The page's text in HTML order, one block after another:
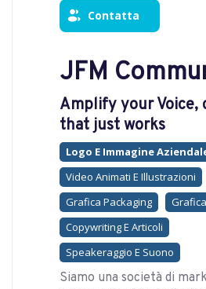
Contatta
JFM
Amplify your Voice,
that just works
Logo E Immagine
Video Animati E Illustrazioni
Grafica Packaging
Copywriting E Articoli
Speakeraggio E Suono
Siamo una società di